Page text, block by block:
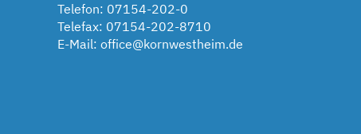
Telefon: 07154-202-0
Telefax: 07154-202-8710
E-Mail: office@kornwestheim.de